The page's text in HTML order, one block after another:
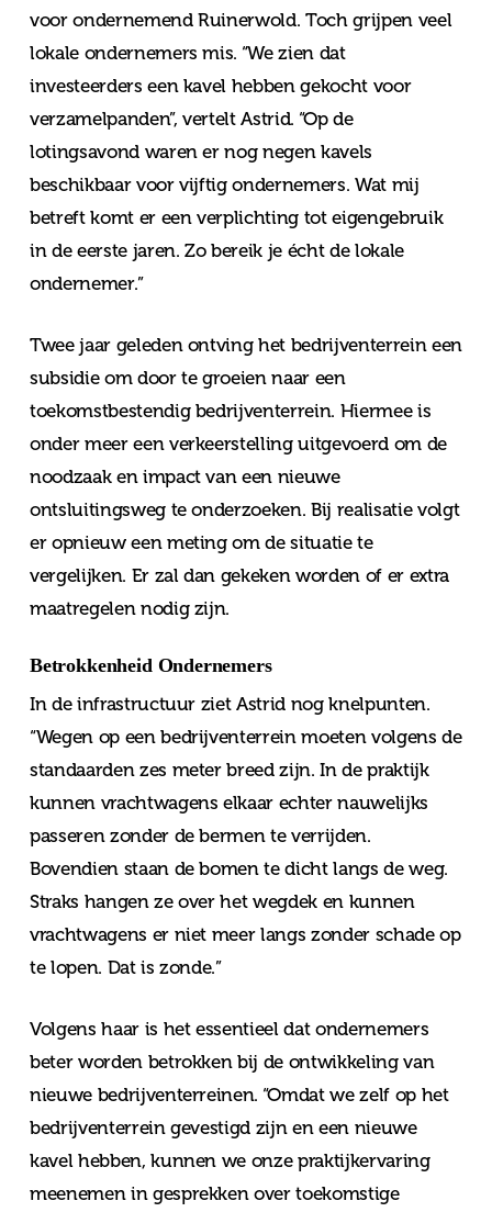
voor ondernemend Ruinerwold. Toch grijpen veel
lokale ondernemers mis. “We zien dat
investeerders een kavel hebben gekocht voor
verzamelpanden”, vertelt Astrid. “Op de
lotingsavond waren er nog negen kavels
beschikbaar voor vijftig ondernemers. Wat mij
betreft komt er een verplichting tot eigengebruik
in de eerste jaren. Zo bereik je écht de lokale
ondernemer.”
Twee jaar geleden ontving het bedrijventerrein een
subsidie om door te groeien naar een
toekomstbestendig bedrijventerrein. Hiermee is
onder meer een verkeerstelling uitgevoerd om de
noodzaak en impact van een nieuwe
ontsluitingsweg te onderzoeken. Bij realisatie volgt
er opnieuw een meting om de situatie te
vergelijken. Er zal dan gekeken worden of er extra
maatregelen nodig zijn.
Betrokkenheid Ondernemers
In de infrastructuur ziet Astrid nog knelpunten.
“Wegen op een bedrijventerrein moeten volgens de
standaarden zes meter breed zijn. In de praktijk
kunnen vrachtwagens elkaar echter nauwelijks
passeren zonder de bermen te verrijden.
Bovendien staan de bomen te dicht langs de weg.
Straks hangen ze over het wegdek en kunnen
vrachtwagens er niet meer langs zonder schade op
te lopen. Dat is zonde.”
Volgens haar is het essentieel dat ondernemers
beter worden betrokken bij de ontwikkeling van
nieuwe bedrijventerreinen. “Omdat we zelf op het
bedrijventerrein gevestigd zijn en een nieuwe
kavel hebben, kunnen we onze praktijkervaring
meenemen in gesprekken over toekomstige